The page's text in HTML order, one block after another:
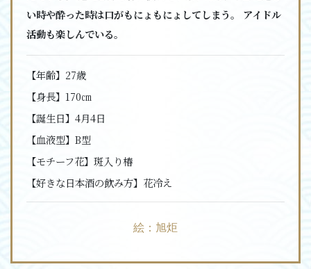
い時や酔った時は口がもにょもにょしてしまう。 アイドル
活動も楽しんでいる。
【年齢】 27歳
【身長】 170㎝
【誕生日】 4月4日
【血液型】 B型
【モチーフ花】 斑入り椿
【好きな日本酒の飲み方】 花冷え
絵：旭炬